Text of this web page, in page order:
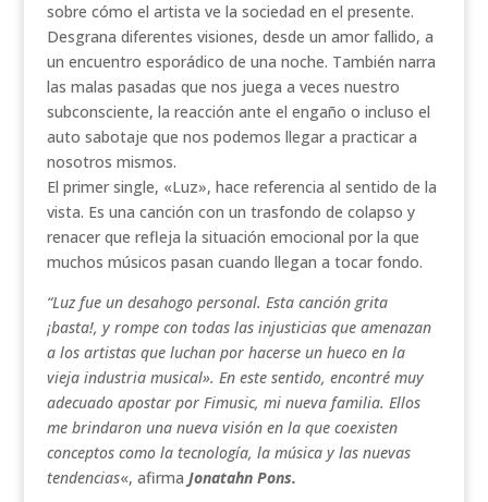
sobre cómo el artista ve la sociedad en el presente.
Desgrana diferentes visiones, desde un amor fallido, a
un encuentro esporádico de una noche. También narra
las malas pasadas que nos juega a veces nuestro
subconsciente, la reacción ante el engaño o incluso el
auto sabotaje que nos podemos llegar a practicar a
nosotros mismos.
El primer single, «Luz», hace referencia al sentido de la
vista. Es una canción con un trasfondo de colapso y
renacer que refleja la situación emocional por la que
muchos músicos pasan cuando llegan a tocar fondo.
“Luz fue un desahogo personal. Esta canción grita
¡basta!, y rompe con todas las injusticias que amenazan
a los artistas que luchan por hacerse un hueco en la
vieja industria musical». En este sentido, encontré muy
adecuado apostar por Fimusic, mi nueva familia. Ellos
me brindaron una nueva visión en la que coexisten
conceptos como la tecnología, la música y las nuevas
tendencias«, afirma Jonatahn Pons.